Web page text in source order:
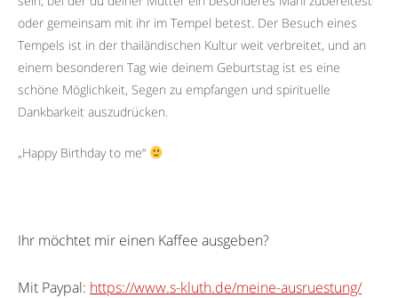
oder gemeinsam mit ihr im Tempel betest. Der Besuch eines
Tempels ist in der thailändischen Kultur weit verbreitet, und an
einem besonderen Tag wie deinem Geburtstag ist es eine
schöne Möglichkeit, Segen zu empfangen und spirituelle
Dankbarkeit auszudrücken.
„Happy Birthday to me“
Ihr möchtet mir einen Kaffee ausgeben?
Mit Paypal: https://www.s-kluth.de/meine-ausruestung/